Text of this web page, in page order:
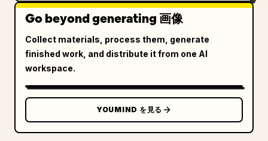
Go beyond generating 画像
Collect materials, process them, generate
finished work, and distribute it from one AI
workspace.
YOUMIND を見る